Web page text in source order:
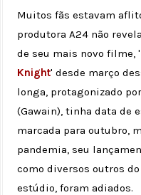
Muitos fãs estavam
produtora A24 não
de seu mais novo filme, '
Knight' desde março
longa, protagonizado por
(Gawain), tinha data de
marcada para outubro,
pandemia, seu
como diversos outros
estúdio, foram adiados.